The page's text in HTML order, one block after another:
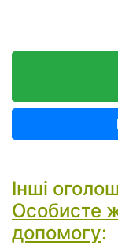
Інші
Особисте
допомогу: